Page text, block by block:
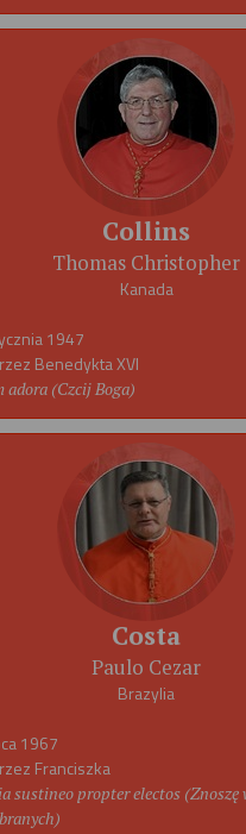
Collins
Thomas Christopher
Kanada
1947
Benedykta XVI
adora (Czcij Boga)
Costa
Paulo Cezar
Brazylia
1967
Franciszka
sustineo propter electos (Znoszę